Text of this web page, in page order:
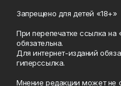
Запрещено для детей «18+»
При перепечатке ссылка
обязательна.
Для интернет-изданий
гиперссылка.
Мнение редакции может не